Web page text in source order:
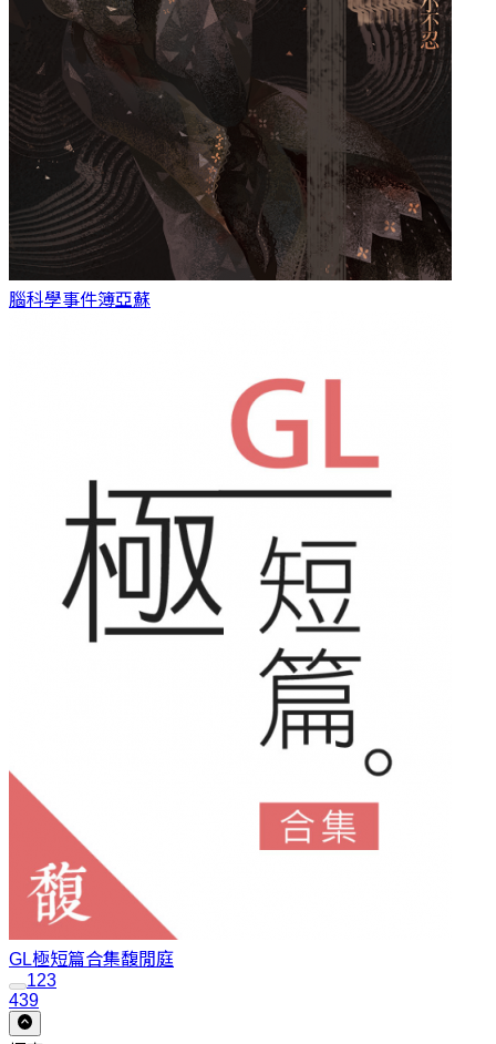
腦科學事件簿亞蘇
GL極短篇合集馥閒庭
123
439